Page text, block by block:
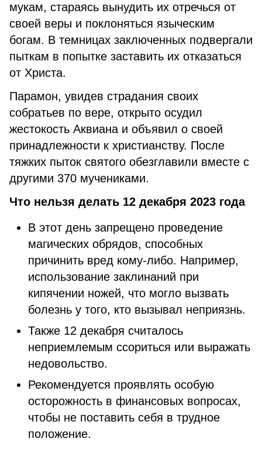
мукам, стараясь вынудить их отречься от
своей веры и поклоняться языческим
богам. В темницах заключенных подвергали
пыткам в попытке заставить их отказаться
от Христа.
Парамон, увидев страдания своих
собратьев по вере, открыто осудил
жестокость Аквиана и объявил о своей
принадлежности к христианству. После
тяжких пыток святого обезглавили вместе с
другими 370 мучениками.
Что нельзя делать 12 декабря 2023 года
В этот день запрещено проведение
магических обрядов, способных
причинить вред кому-либо. Например,
использование заклинаний при
кипячении ножей, что могло вызвать
болезнь у того, кто вызывал неприязнь.
Также 12 декабря считалось
неприемлемым ссориться или выражать
недовольство.
Рекомендуется проявлять особую
осторожность в финансовых вопросах,
чтобы не поставить себя в трудное
положение.